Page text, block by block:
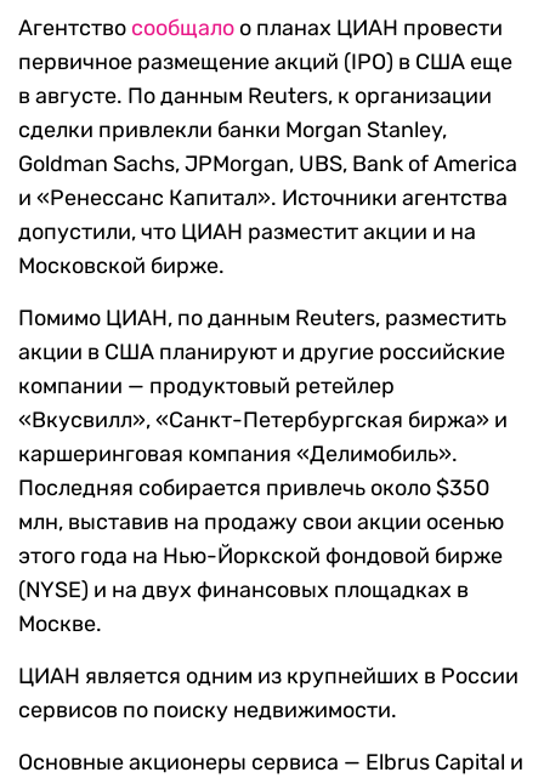
Агентство сообщало о планах ЦИАН провести
первичное размещение акций (IPO) в США еще
в августе. По данным Reuters, к организации
сделки привлекли банки Morgan Stanley,
Goldman Sachs, JPMorgan, UBS, Bank of America
и «Ренессанс Капитал». Источники агентства
допустили, что ЦИАН разместит акции и на
Московской бирже.
Помимо ЦИАН, по данным Reuters, разместить
акции в США планируют и другие российские
компании — продуктовый ретейлер
«Вкусвилл», «Санкт-Петербургская биржа» и
каршеринговая компания «Делимобиль».
Последняя собирается привлечь около $350
млн, выставив на продажу свои акции осенью
этого года на Нью-Йоркской фондовой бирже
(NYSE) и на двух финансовых площадках в
Москве.
ЦИАН является одним из крупнейших в России
сервисов по поиску недвижимости.
Основные акционеры сервиса — Elbrus Capital и